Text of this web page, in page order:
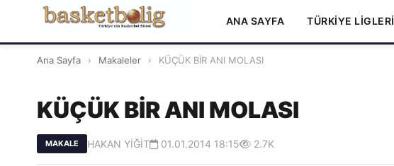
ANA SAYFA TÜRKİYE LİGLERİ
Ana Sayfa › Makaleler › KÜÇÜK BİR ANI MOLASI
KÜÇÜK BİR ANI MOLASI
MAKALE HAKAN YİĞİT 01.01.2014 18:15 2.7K